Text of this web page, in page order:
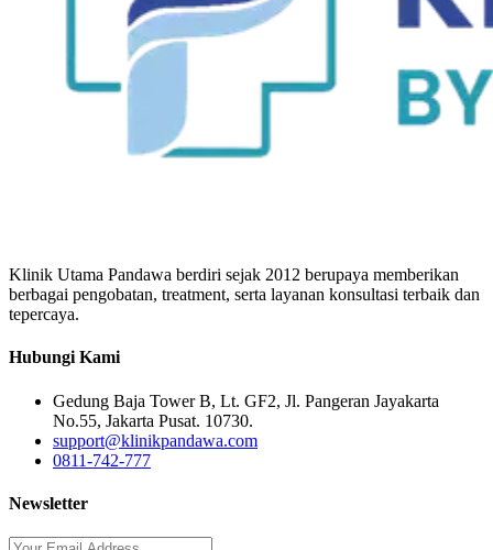
Klinik Utama Pandawa berdiri sejak 2012 berupaya memberikan
berbagai pengobatan, treatment, serta layanan konsultasi terbaik dan
tepercaya.
Hubungi Kami
Gedung Baja Tower B, Lt. GF2, Jl. Pangeran Jayakarta
No.55, Jakarta Pusat. 10730.
support@klinikpandawa.com
0811-742-777
Newsletter